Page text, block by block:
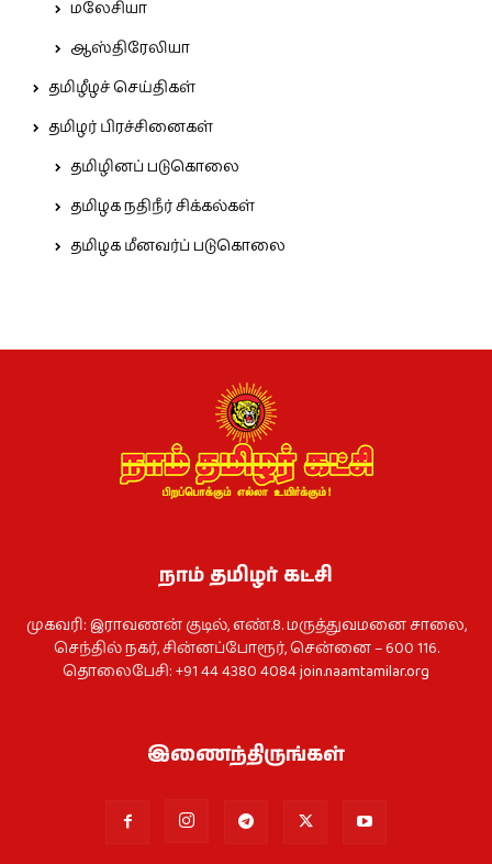
மலேசியா
ஆஸ்திரேலியா
தமிழீழச் செய்திகள்
தமிழர் பிரச்சினைகள்
தமிழினப் படுகொலை
தமிழக நதிநீர் சிக்கல்கள்
தமிழக மீனவர்ப் படுகொலை
நாம் தமிழர் கட்சி
முகவரி: இராவணன் குடில், எண்.8. மருத்துவமனை சாலை,
செந்தில் நகர், சின்னப்போரூர், சென்னை – 600 116.
தொலைபேசி: +91 44 4380 4084join.naamtamilar.org
இணைந்திருங்கள்